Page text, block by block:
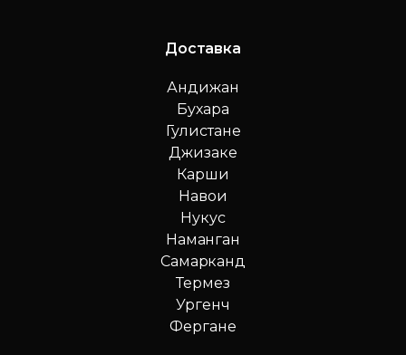
Доставка
Андижан
Бухара
Гулистане
Джизаке
Карши
Навои
Нукус
Наманган
Самарканд
Термез
Ургенч
Фергане